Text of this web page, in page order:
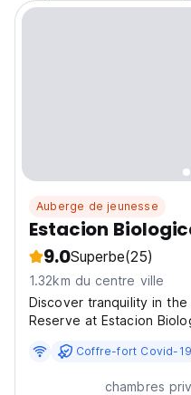
Auberge de jeunesse
Estacion
9.0Superbe(25)
1.32km du centre ville
Discover tranquility in
Reserve at Estacion
offers a panoramic view
of our organic garden,
Coffre-fort Covid-19
chambres